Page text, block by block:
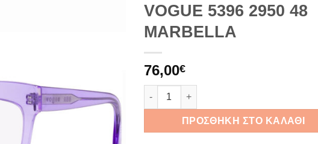
VOGUE 5396 2950 48
MARBELLA
76,00€
VOGUE 5396 2950 48 MARBELLA ποσότητα
ΠΡΟΣΘΉΚΗ ΣΤΟ ΚΑΛΆΘΙ